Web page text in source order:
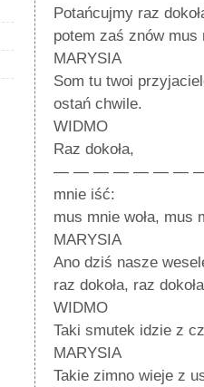
Potańcujmy raz
potem zaś znów mus
MARYSIA
Som tu twoi
ostań chwile.
WIDMO
Raz dokoła,
— — — — — — — —
mnie iść:
mus mnie woła, mus
MARYSIA
Ano dziś nasze
raz dokoła, raz
WIDMO
Taki smutek idzie z
MARYSIA
Takie zimno wieje z